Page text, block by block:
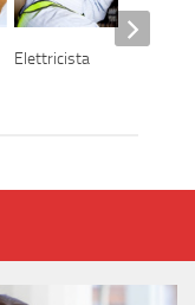
Elettricista